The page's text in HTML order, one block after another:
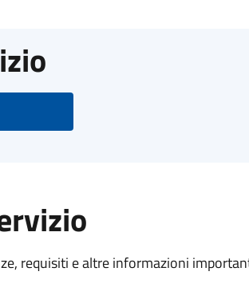
requisiti e altre informazioni